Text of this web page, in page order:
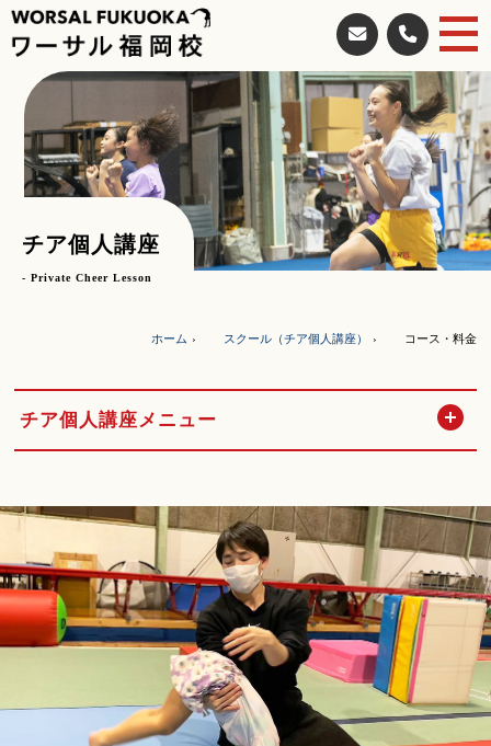
チア個人講座
- Private Cheer Lesson
ホーム スクール（チア個人講座） コース・料金
チア個人講座メニュー 開